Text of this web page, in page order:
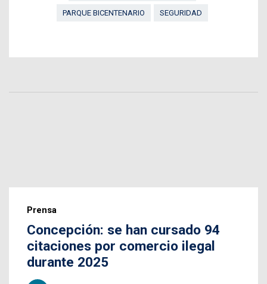
PARQUE BICENTENARIO SEGURIDAD
Prensa
Concepción: se han cursado 94
citaciones por comercio ilegal
durante 2025